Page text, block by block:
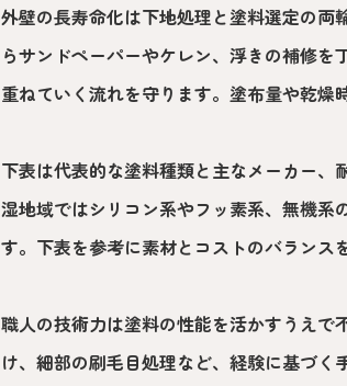
外壁の長寿命化は下地処理と塗料選定の
らサンドペーパーやケレン、浮きの補修
重ねていく流れを守ります。塗布量や乾燥
下表は代表的な塗料種類と主なメーカー
湿地域ではシリコン系やフッ素系、無機系
す。下表を参考に素材とコストのバランス
職人の技術力は塗料の性能を活かすうえ
け、細部の刷毛目処理など、経験に基づ